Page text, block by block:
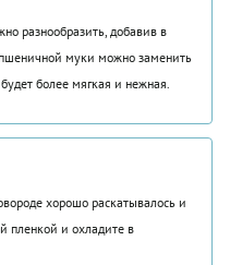
разнообразить, добавив в
муки можно заменить
более мягкая и нежная.
хорошо раскатывалось и
пленкой и охладите в